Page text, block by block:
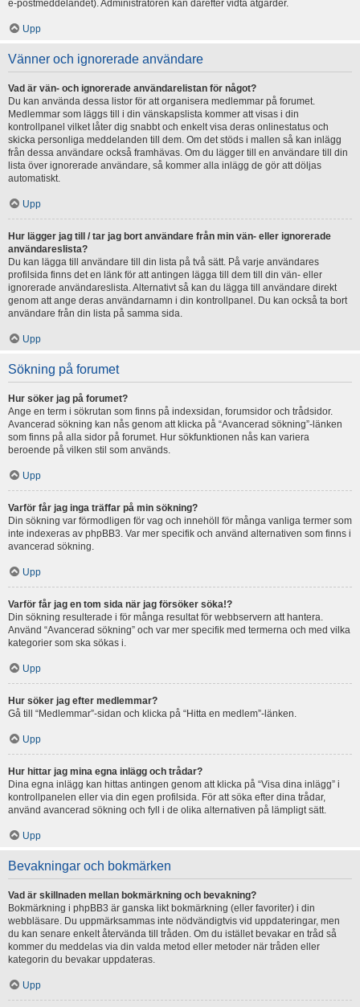
e-postmeddelandet). Administratören kan därefter vidta åtgärder.
Upp
Vänner och ignorerade användare
Vad är vän- och ignorerade användarelistan för något?
Du kan använda dessa listor för att organisera medlemmar på forumet.
Medlemmar som läggs till i din vänskapslista kommer att visas i din
kontrollpanel vilket låter dig snabbt och enkelt visa deras onlinestatus och
skicka personliga meddelanden till dem. Om det stöds i mallen så kan inlägg
från dessa användare också framhävas. Om du lägger till en användare till din
lista över ignorerade användare, så kommer alla inlägg de gör att döljas
automatiskt.
Upp
Hur lägger jag till / tar jag bort användare från min vän- eller ignorerade
användareslista?
Du kan lägga till användare till din lista på två sätt. På varje användares
profilsida finns det en länk för att antingen lägga till dem till din vän- eller
ignorerade användareslista. Alternativt så kan du lägga till användare direkt
genom att ange deras användarnamn i din kontrollpanel. Du kan också ta bort
användare från din lista på samma sida.
Upp
Sökning på forumet
Hur söker jag på forumet?
Ange en term i sökrutan som finns på indexsidan, forumsidor och trådsidor.
Avancerad sökning kan nås genom att klicka på “Avancerad sökning”-länken
som finns på alla sidor på forumet. Hur sökfunktionen nås kan variera
beroende på vilken stil som används.
Upp
Varför får jag inga träffar på min sökning?
Din sökning var förmodligen för vag och innehöll för många vanliga termer som
inte indexeras av phpBB3. Var mer specifik och använd alternativen som finns i
avancerad sökning.
Upp
Varför får jag en tom sida när jag försöker söka!?
Din sökning resulterade i för många resultat för webbservern att hantera.
Använd “Avancerad sökning” och var mer specifik med termerna och med vilka
kategorier som ska sökas i.
Upp
Hur söker jag efter medlemmar?
Gå till “Medlemmar”-sidan och klicka på “Hitta en medlem”-länken.
Upp
Hur hittar jag mina egna inlägg och trådar?
Dina egna inlägg kan hittas antingen genom att klicka på “Visa dina inlägg” i
kontrollpanelen eller via din egen profilsida. För att söka efter dina trådar,
använd avancerad sökning och fyll i de olika alternativen på lämpligt sätt.
Upp
Bevakningar och bokmärken
Vad är skillnaden mellan bokmärkning och bevakning?
Bokmärkning i phpBB3 är ganska likt bokmärkning (eller favoriter) i din
webbläsare. Du uppmärksammas inte nödvändigtvis vid uppdateringar, men
du kan senare enkelt återvända till tråden. Om du istället bevakar en tråd så
kommer du meddelas via din valda metod eller metoder när tråden eller
kategorin du bevakar uppdateras.
Upp